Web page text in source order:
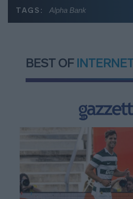
TAGS: Alpha Bank
BEST OF